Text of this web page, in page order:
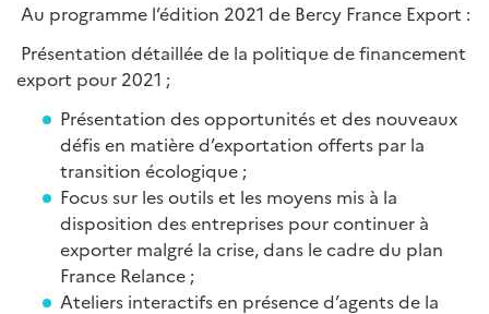
Au programme l’édition 2021 de Bercy France Export :
Présentation détaillée de la politique de financement
export pour 2021 ;
Présentation des opportunités et des nouveaux
défis en matière d’exportation offerts par la
transition écologique ;
Focus sur les outils et les moyens mis à la
disposition des entreprises pour continuer à
exporter malgré la crise, dans le cadre du plan
France Relance ;
Ateliers interactifs en présence d’agents de la